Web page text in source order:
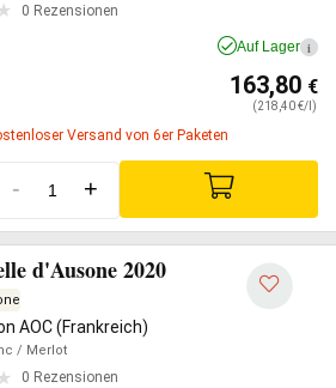
0 Rezensionen
Auf Lager i
163,80 €
(218,40 €/l)
Versand von 6er Paketen
- +
d'Ausone 2020
AOC (Frankreich)
/ Merlot
0 Rezensionen